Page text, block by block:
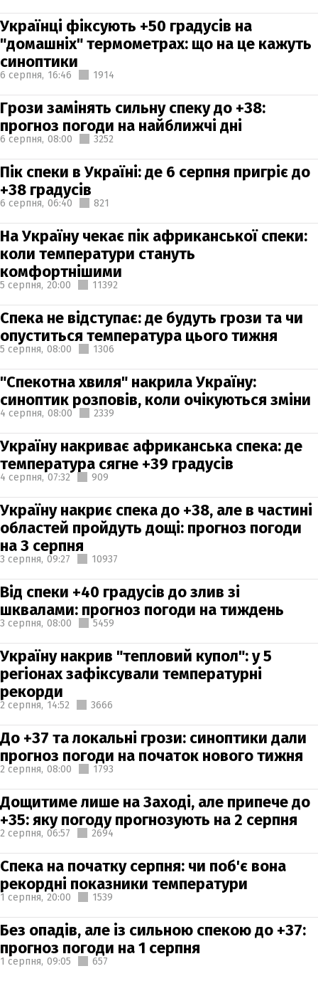
Українці фіксують +50 градусів на
"домашніх" термометрах: що на це кажуть
синоптики
6 серпня, 16:46 1914
Грози замінять сильну спеку до +38:
прогноз погоди на найближчі дні
6 серпня, 08:00 3252
Пік спеки в Україні: де 6 серпня пригріє до
+38 градусів
6 серпня, 06:40 821
На Україну чекає пік африканської спеки:
коли температури стануть
комфортнішими
5 серпня, 20:00 11392
Спека не відступає: де будуть грози та чи
опуститься температура цього тижня
5 серпня, 08:00 1306
"Спекотна хвиля" накрила Україну:
синоптик розповів, коли очікуються зміни
4 серпня, 08:00 2339
Україну накриває африканська спека: де
температура сягне +39 градусів
4 серпня, 07:32 909
Україну накриє спека до +38, але в частині
областей пройдуть дощі: прогноз погоди
на 3 серпня
3 серпня, 09:27 10937
Від спеки +40 градусів до злив зі
шквалами: прогноз погоди на тиждень
3 серпня, 08:00 5459
Україну накрив "тепловий купол": у 5
регіонах зафіксували температурні
рекорди
2 серпня, 14:52 3666
До +37 та локальні грози: синоптики дали
прогноз погоди на початок нового тижня
2 серпня, 08:00 1793
Дощитиме лише на Заході, але припече до
+35: яку погоду прогнозують на 2 серпня
2 серпня, 06:57 2694
Спека на початку серпня: чи поб'є вона
рекордні показники температури
1 серпня, 20:00 1539
Без опадів, але із сильною спекою до +37:
прогноз погоди на 1 серпня
1 серпня, 09:05 657